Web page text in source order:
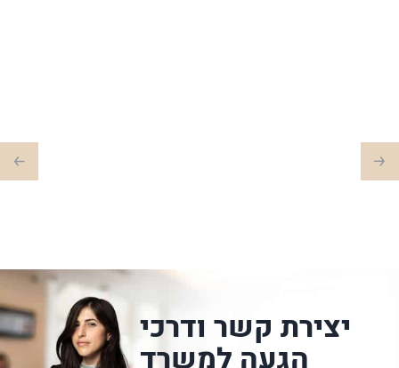
יצירת קשר ודרכי
הגעה למשרד